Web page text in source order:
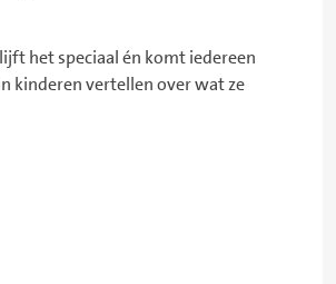
het speciaal én komt iedereen
kinderen vertellen over wat ze